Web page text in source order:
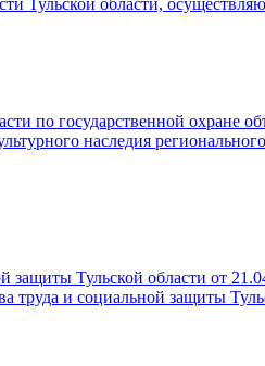
Тульской области,
по государственной охране
наследия
защиты Тульской области от
труда и социальной защиты